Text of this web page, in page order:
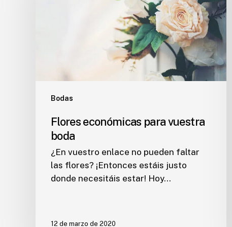
Bodas
Flores económicas para vuestra
boda
¿En vuestro enlace no pueden faltar
las flores? ¡Entonces estáis justo
donde necesitáis estar! Hoy…
12 de marzo de 2020